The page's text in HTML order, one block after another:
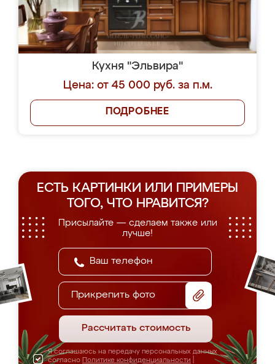
Кухня "Эльвира"
Цена: от 45 000 руб. за п.м.
ПОДРОБНЕЕ
ЕСТЬ КАРТИНКИ ИЛИ ПРИМЕРЫ
ТОГО, ЧТО НРАВИТСЯ?
Присылайте — сделаем также или
лучше!
Прикрепить фото
Рассчитать стоимость
Я соглашаюсь на передачу персональных данных
согласно Политике конфиденциальности